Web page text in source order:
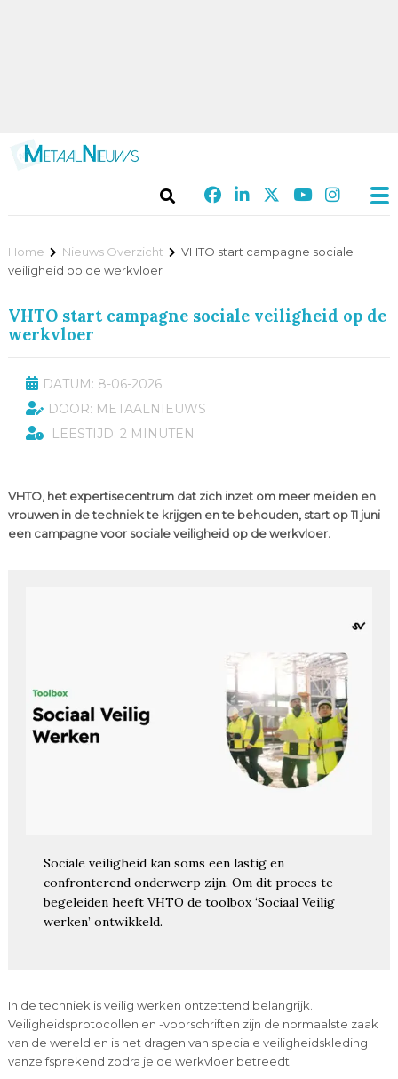
Home Nieuws Overzicht
VHTO start campagne sociale
veiligheid op de werkvloer
VHTO start campagne sociale veiligheid op de
werkvloer
DATUM: 8-06-2026
DOOR: METAALNIEUWS
LEESTIJD: 2 MINUTEN
VHTO, het expertisecentrum dat zich inzet om meer meiden en
vrouwen in de techniek te krijgen en te behouden, start op 11 juni
een campagne voor sociale veiligheid op de werkvloer.
Sociale veiligheid kan soms een lastig en
confronterend onderwerp zijn. Om dit proces te
begeleiden heeft VHTO de toolbox ‘Sociaal Veilig
werken’ ontwikkeld.
In de techniek is veilig werken ontzettend belangrijk.
Veiligheidsprotocollen en -voorschriften zijn de normaalste zaak
van de wereld en is het dragen van speciale veiligheidskleding
vanzelfsprekend zodra je de werkvloer betreedt.